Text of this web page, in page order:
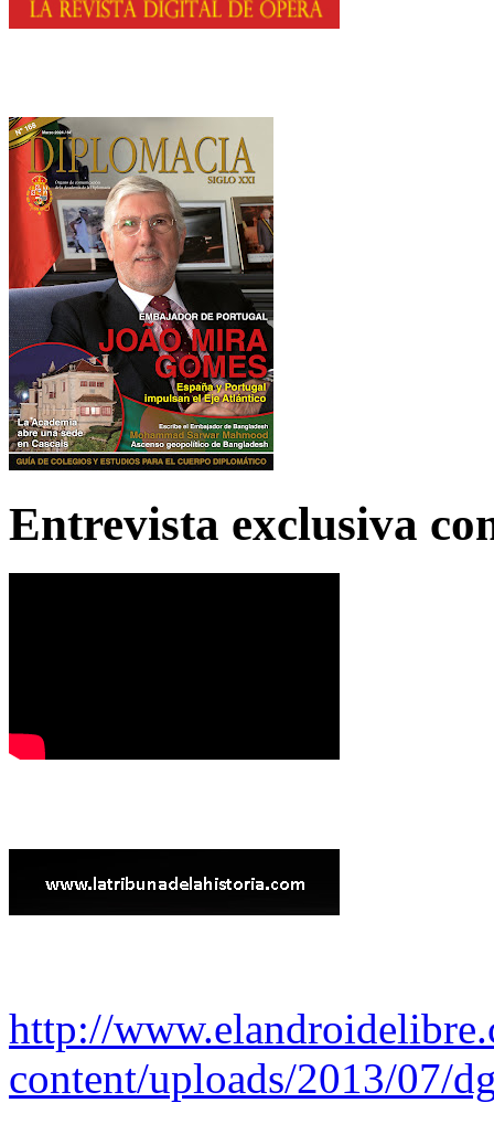
Entrevista exclusiva
http://
content/uploads/2013/07/